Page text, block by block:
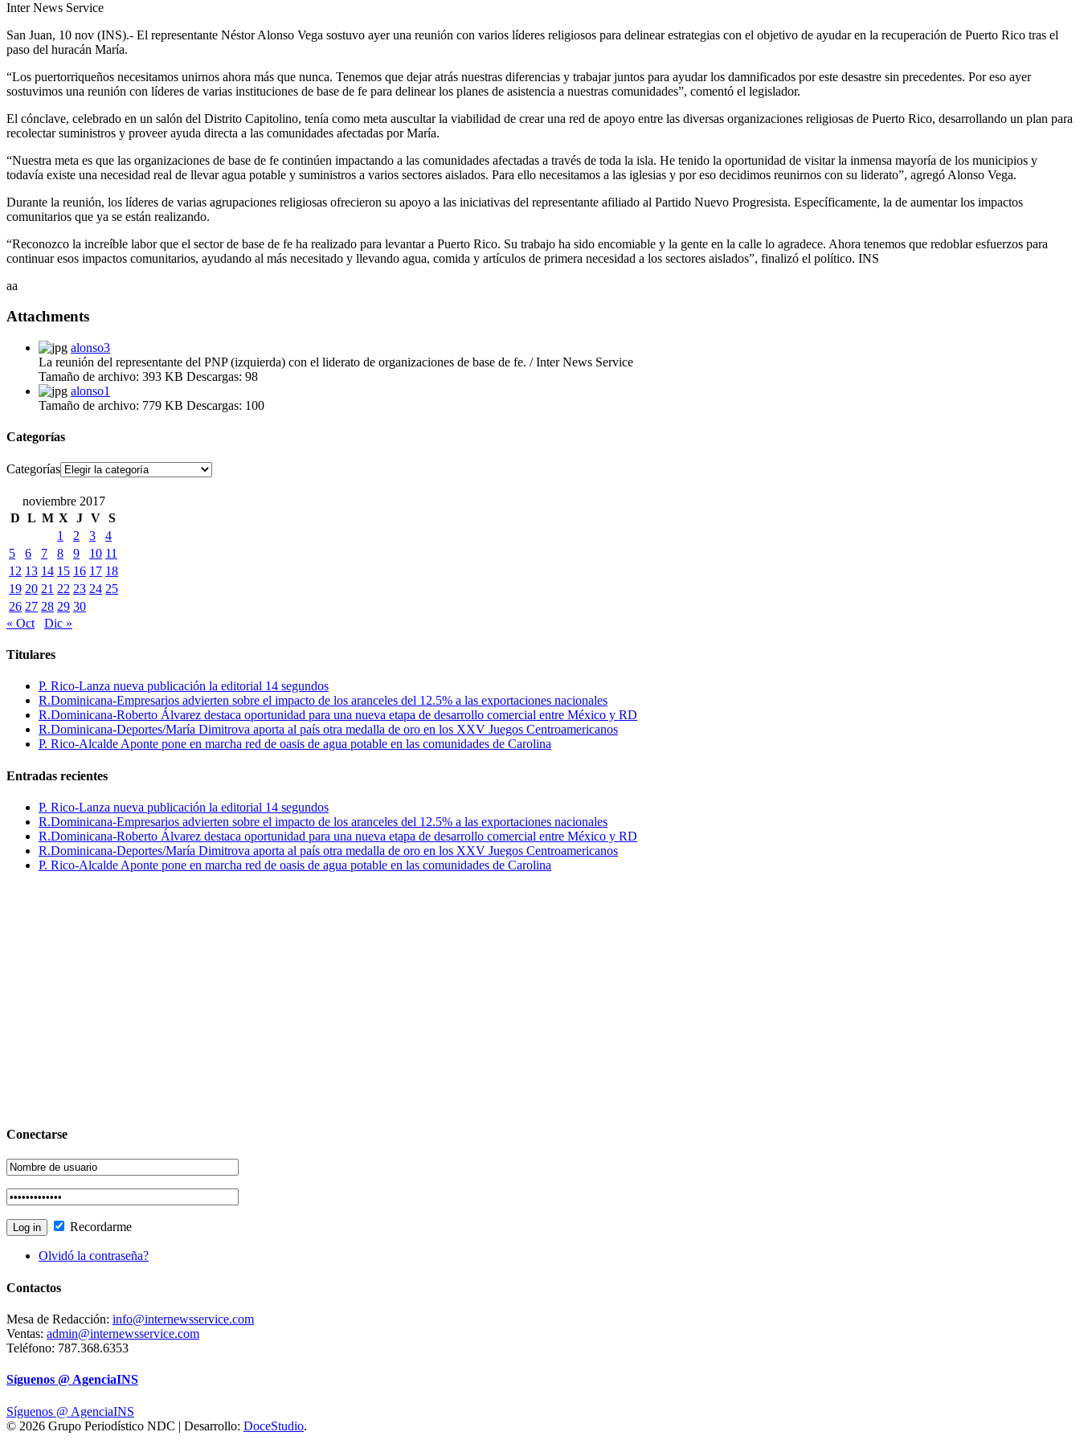
Inter News Service
San Juan, 10 nov (INS).- El representante Néstor Alonso Vega sostuvo ayer una reunión con varios líderes religiosos para delinear estrategias con el objetivo de ayudar en la recuperación de Puerto Rico tras el
paso del huracán María.
“Los puertorriqueños necesitamos unirnos ahora más que nunca. Tenemos que dejar atrás nuestras diferencias y trabajar juntos para ayudar los damnificados por este desastre sin precedentes. Por eso ayer
sostuvimos una reunión con líderes de varias instituciones de base de fe para delinear los planes de asistencia a nuestras comunidades”, comentó el legislador.
El cónclave, celebrado en un salón del Distrito Capitolino, tenía como meta auscultar la viabilidad de crear una red de apoyo entre las diversas organizaciones religiosas de Puerto Rico, desarrollando un plan para
recolectar suministros y proveer ayuda directa a las comunidades afectadas por María.
“Nuestra meta es que las organizaciones de base de fe continúen impactando a las comunidades afectadas a través de toda la isla. He tenido la oportunidad de visitar la inmensa mayoría de los municipios y
todavía existe una necesidad real de llevar agua potable y suministros a varios sectores aislados. Para ello necesitamos a las iglesias y por eso decidimos reunirnos con su liderato”, agregó Alonso Vega.
Durante la reunión, los líderes de varias agrupaciones religiosas ofrecieron su apoyo a las iniciativas del representante afiliado al Partido Nuevo Progresista. Específicamente, la de aumentar los impactos
comunitarios que ya se están realizando.
“Reconozco la increíble labor que el sector de base de fe ha realizado para levantar a Puerto Rico. Su trabajo ha sido encomiable y la gente en la calle lo agradece. Ahora tenemos que redoblar esfuerzos para
continuar esos impactos comunitarios, ayudando al más necesitado y llevando agua, comida y artículos de primera necesidad a los sectores aislados”, finalizó el político. INS
aa
Attachments
alonso3
La reunión del representante del PNP (izquierda) con el liderato de organizaciones de base de fe. / Inter News Service
Tamaño de archivo: 393 KB Descargas: 98
alonso1
Tamaño de archivo: 779 KB Descargas: 100
Categorías
Categorías
noviembre 2017
D L M X J V S
1
2 3
4
5
6 7 8 9 10 11
12 13 14 15 16 17 18
19 20 21 22 23 24 25
26 27 28 29 30
« Oct
Dic »
Titulares
P. Rico-Lanza nueva publicación la editorial 14 segundos
R.Dominicana-Empresarios advierten sobre el impacto de los aranceles del 12.5% a las exportaciones nacionales
R.Dominicana-Roberto Álvarez destaca oportunidad para una nueva etapa de desarrollo comercial entre México y RD
R.Dominicana-Deportes/María Dimitrova aporta al país otra medalla de oro en los XXV Juegos Centroamericanos
P. Rico-Alcalde Aponte pone en marcha red de oasis de agua potable en las comunidades de Carolina
Entradas recientes
P. Rico-Lanza nueva publicación la editorial 14 segundos
R.Dominicana-Empresarios advierten sobre el impacto de los aranceles del 12.5% a las exportaciones nacionales
R.Dominicana-Roberto Álvarez destaca oportunidad para una nueva etapa de desarrollo comercial entre México y RD
R.Dominicana-Deportes/María Dimitrova aporta al país otra medalla de oro en los XXV Juegos Centroamericanos
P. Rico-Alcalde Aponte pone en marcha red de oasis de agua potable en las comunidades de Carolina
Conectarse
Recordarme
Olvidó la contraseña?
Contactos
Mesa de Redacción: info@internewsservice.com
Ventas: admin@internewsservice.com
Teléfono: 787.368.6353
Síguenos @ AgenciaINS
Síguenos @ AgenciaINS
© 2026 Grupo Periodístico NDC | Desarrollo: DoceStudio.